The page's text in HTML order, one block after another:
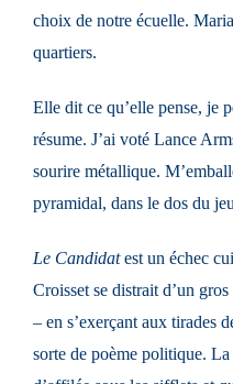
choix de notre écuelle. Maria
quartiers.
Elle dit ce qu’elle pense, je
résume. J’ai voté Lance
sourire métallique.
pyramidal, dans le dos du
Le Candidatest un échec
Croisset se distrait d’un
– en s’exerçant aux tirades
sorte de poème politique.